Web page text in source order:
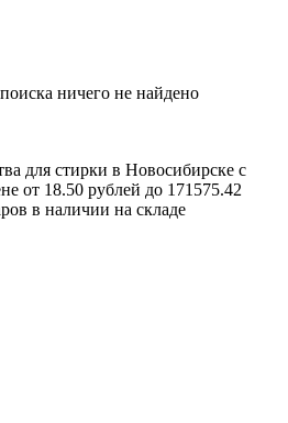
ничего не найдено
для стирки в Новосибирске с
от 18.50 рублей до 171575.42
в наличии на складе